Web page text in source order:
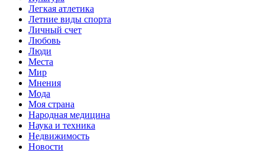
Легкая атлетика
Летние виды спорта
Личный счет
Любовь
Люди
Места
Мир
Мнения
Мода
Моя страна
Народная медицина
Наука и техника
Недвижимость
Новости